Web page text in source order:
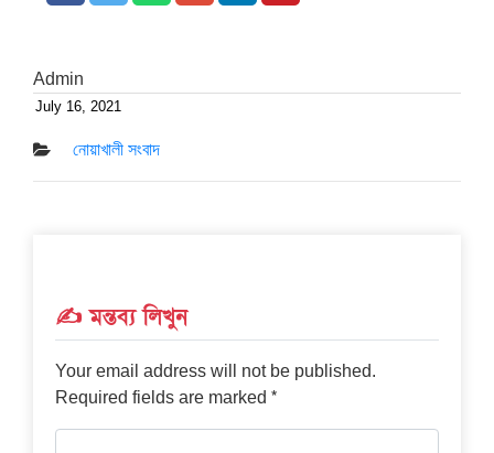
Admin
Posted
on
July 16, 2021
নোয়াখালী সংবাদ
✍️ মন্তব্য লিখুন
Your email address will not be published.
Required fields are marked *